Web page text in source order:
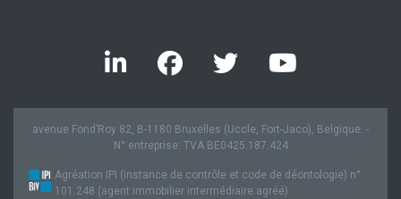
avenue Fond’Roy 82, B-1180 Bruxelles (Uccle, Fort-Jaco), Belgique. -
N° entreprise: TVA BE0425.187.424
Agréation IPI (instance de contrôle et code de déontologie) n°
101.248 (agent immobilier intermédiaire agréé).